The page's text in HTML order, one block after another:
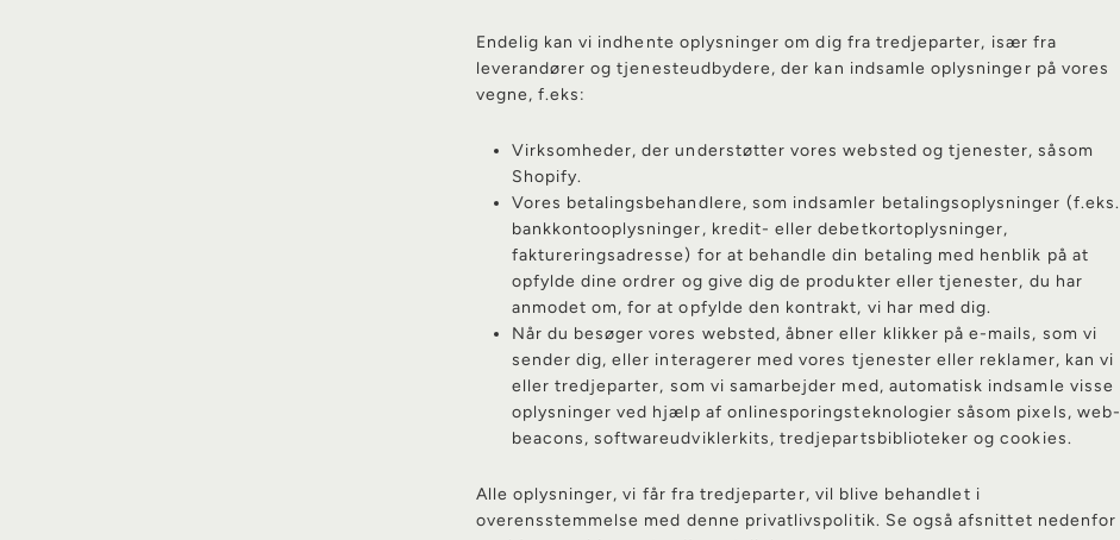
Endelig kan vi indhente oplysninger om dig fra tredjeparter, især fra
leverandører og tjenesteudbydere, der kan indsamle oplysninger på vores
vegne, f.eks:
Virksomheder, der understøtter vores websted og tjenester, såsom
Shopify.
Vores betalingsbehandlere, som indsamler betalingsoplysninger (f.eks.
bankkontooplysninger, kredit- eller debetkortoplysninger,
faktureringsadresse) for at behandle din betaling med henblik på at
opfylde dine ordrer og give dig de produkter eller tjenester, du har
anmodet om, for at opfylde den kontrakt, vi har med dig.
Når du besøger vores websted, åbner eller klikker på e-mails, som vi
sender dig, eller interagerer med vores tjenester eller reklamer, kan vi
eller tredjeparter, som vi samarbejder med, automatisk indsamle visse
oplysninger ved hjælp af onlinesporingsteknologier såsom pixels, web-
beacons, softwareudviklerkits, tredjepartsbiblioteker og cookies.
Alle oplysninger, vi får fra tredjeparter, vil blive behandlet i
overensstemmelse med denne privatlivspolitik. Se også afsnittet nedenfor